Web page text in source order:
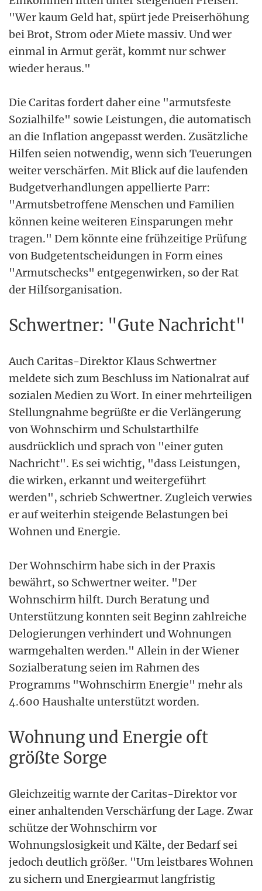
"Wer kaum Geld hat, spürt jede Preiserhöhung
bei Brot, Strom oder Miete massiv. Und wer
einmal in Armut gerät, kommt nur schwer
wieder heraus."
Die Caritas fordert daher eine "armutsfeste
Sozialhilfe" sowie Leistungen, die automatisch
an die Inflation angepasst werden. Zusätzliche
Hilfen seien notwendig, wenn sich Teuerungen
weiter verschärfen. Mit Blick auf die laufenden
Budgetverhandlungen appellierte Parr:
"Armutsbetroffene Menschen und Familien
können keine weiteren Einsparungen mehr
tragen." Dem könnte eine frühzeitige Prüfung
von Budgetentscheidungen in Form eines
"Armutschecks" entgegenwirken, so der Rat
der Hilfsorganisation.
Schwertner: "Gute Nachricht"
Auch Caritas-Direktor Klaus Schwertner
meldete sich zum Beschluss im Nationalrat auf
sozialen Medien zu Wort. In einer mehrteiligen
Stellungnahme begrüßte er die Verlängerung
von Wohnschirm und Schulstarthilfe
ausdrücklich und sprach von "einer guten
Nachricht". Es sei wichtig, "dass Leistungen,
die wirken, erkannt und weitergeführt
werden", schrieb Schwertner. Zugleich verwies
er auf weiterhin steigende Belastungen bei
Wohnen und Energie.
Der Wohnschirm habe sich in der Praxis
bewährt, so Schwertner weiter. "Der
Wohnschirm hilft. Durch Beratung und
Unterstützung konnten seit Beginn zahlreiche
Delogierungen verhindert und Wohnungen
warmgehalten werden." Allein in der Wiener
Sozialberatung seien im Rahmen des
Programms "Wohnschirm Energie" mehr als
4.600 Haushalte unterstützt worden.
Wohnung und Energie oft
größte Sorge
Gleichzeitig warnte der Caritas-Direktor vor
einer anhaltenden Verschärfung der Lage. Zwar
schütze der Wohnschirm vor
Wohnungslosigkeit und Kälte, der Bedarf sei
jedoch deutlich größer. "Um leistbares Wohnen
zu sichern und Energiearmut langfristig